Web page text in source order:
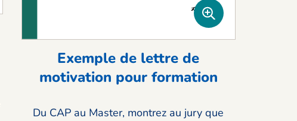
Exemple de lettre de
motivation pour formation
Du CAP au Master, montrez au jury que